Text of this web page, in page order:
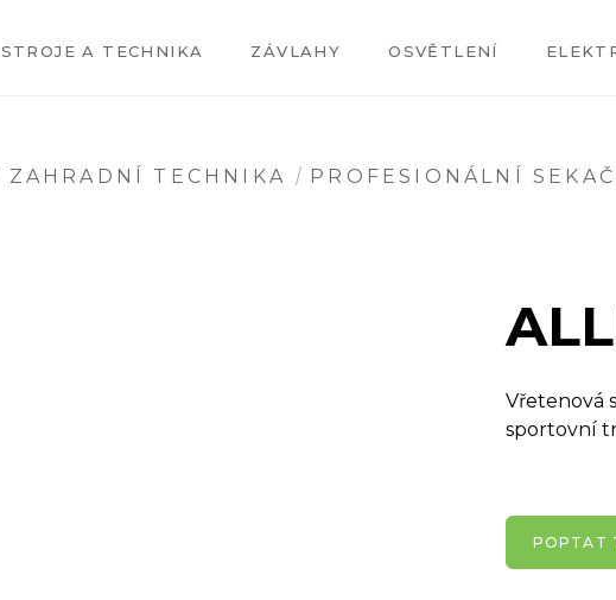
STROJE A TECHNIKA ZÁVLAHY OSVĚTLENÍ
ZAHRADNÍ TECHNIKA PROFESIONÁLNÍ
Vřetenová
sportovní
POPTAT